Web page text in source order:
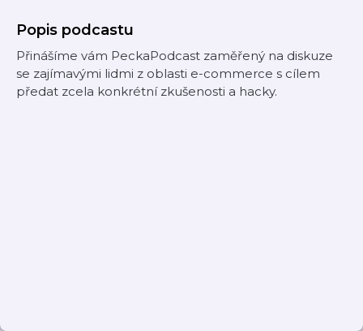
Popis podcastu
Přinášíme vám PeckaPodcast zaměřený na diskuze
se zajímavými lidmi z oblasti e-commerce s cílem
předat zcela konkrétní zkušenosti a hacky.